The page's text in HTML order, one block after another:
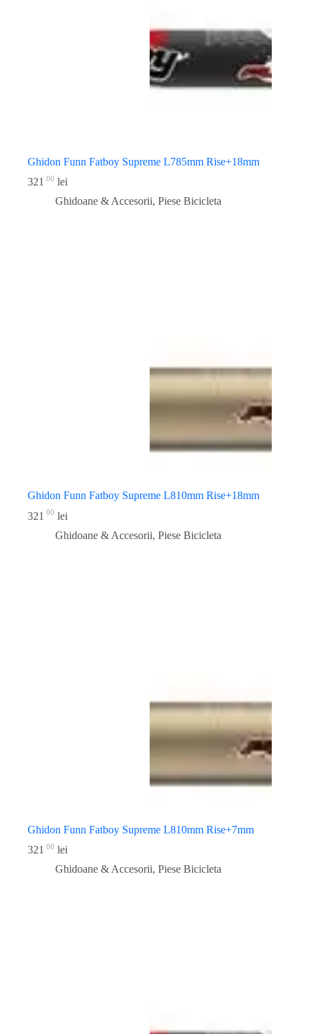
Ghidon Funn Fatboy Supreme L785mm Rise+18mm
321 00 lei
Ghidoane & Accesorii, Piese Bicicleta
Ghidon Funn Fatboy Supreme L810mm Rise+18mm
321 00 lei
Ghidoane & Accesorii, Piese Bicicleta
Ghidon Funn Fatboy Supreme L810mm Rise+7mm
321 00 lei
Ghidoane & Accesorii, Piese Bicicleta